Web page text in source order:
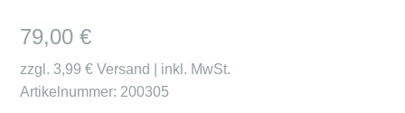
79,00€
zzgl. 3,99 € Versand | inkl. MwSt.
Artikelnummer: 200305